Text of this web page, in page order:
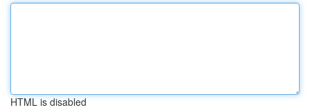
HTML is disabled